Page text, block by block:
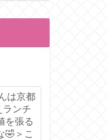
は京都
ランチ
を張る
🤣＞こ